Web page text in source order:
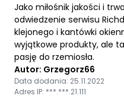
Jako miłośnik jakości i
odwiedzenie serwisu
klejonego i kantówki
wyjątkowe produkty, ale
pasję do rzemiosła.
Autor: Grzegorz66
Data dodania: 25.11.2022
Adres IP: ***.***.21.111